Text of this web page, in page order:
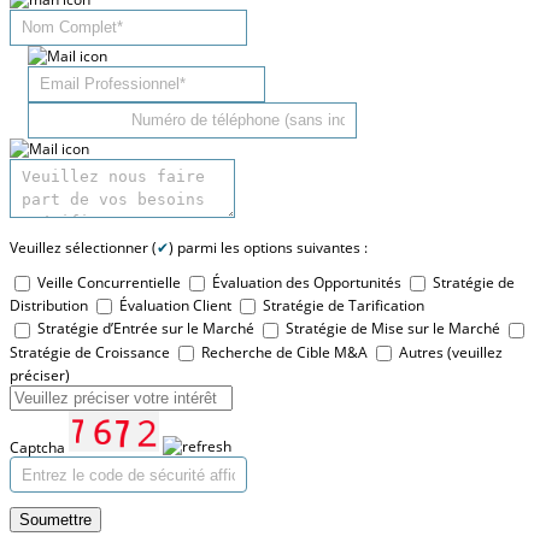
Veuillez sélectionner (✔) parmi les options suivantes :
Veille Concurrentielle
Évaluation des Opportunités
Stratégie de
Distribution
Évaluation Client
Stratégie de Tarification
Stratégie d’Entrée sur le Marché
Stratégie de Mise sur le Marché
Stratégie de Croissance
Recherche de Cible M&A
Autres (veuillez
préciser)
Captcha
Soumettre